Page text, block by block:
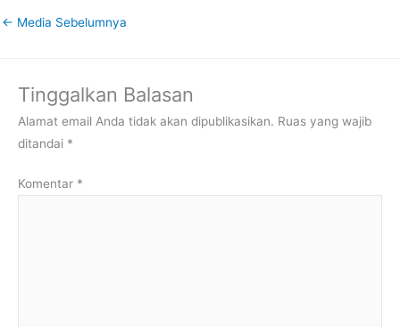
← Media Sebelumnya
Tinggalkan Balasan
Alamat email Anda tidak akan dipublikasikan. Ruas yang wajib
ditandai *
Komentar *